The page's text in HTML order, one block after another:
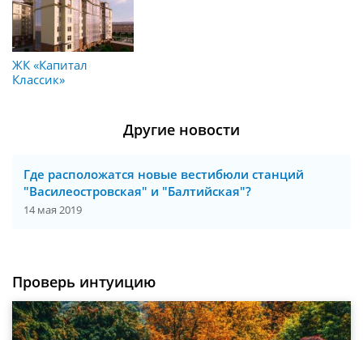
ЖК «Капитал
Классик»
Другие новости
Где расположатся новые вестибюли станций
"Василеостровская" и "Балтийская"?
14 мая 2019
Проверь интуицию